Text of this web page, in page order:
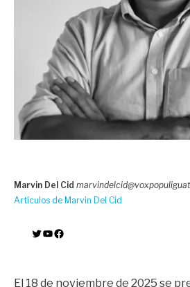
Marvin Del Cid
Artículos de Marvin Del Cid
Twitter YouTube Facebook
El 18 de noviembre de 2025 se